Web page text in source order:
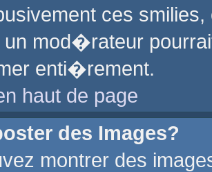
ces
un mod�rateur
enti�rement.
haut de page
des Images?
montrer des